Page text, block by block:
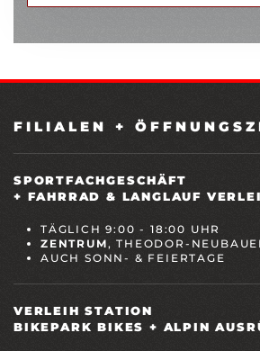
FILIALEN +
SPORTFACHGESCHÄFT
+ FAHRRAD & LANGLAUF
TÄGLICH 9:00 - 18:00 UHR
ZENTRUM , THEODOR-
AUCH SONN- & FEIERTAGE
VERLEIH STATION
BIKEPARK BIKES + ALPIN